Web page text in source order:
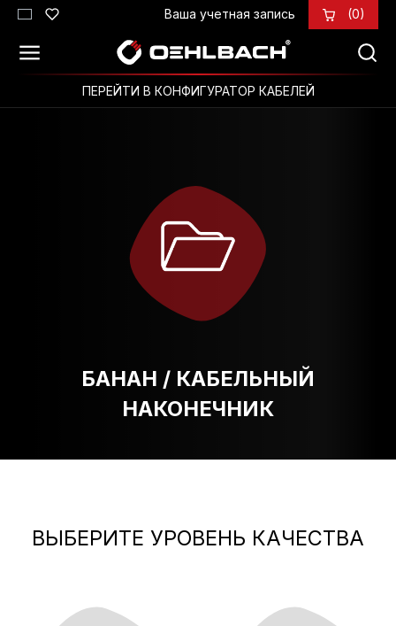
Перейти к основному содержанию
Ваша учетная запись (0)
ПЕРЕЙТИ В КОНФИГУРАТОР КАБЕЛЕЙ
БАНАН / КАБЕЛЬНЫЙ
НАКОНЕЧНИК
ВЫБЕРИТЕ УРОВЕНЬ КАЧЕСТВА